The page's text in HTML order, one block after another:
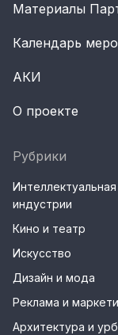
Материалы
Календарь
АКИ
О проекте
Рубрики
индустрии
Кино и театр
Искусство
Дизайн и мода
Реклама и
Архитектура и